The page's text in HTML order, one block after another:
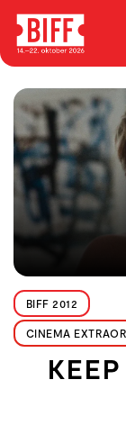
BIFF 2012
CINEMA